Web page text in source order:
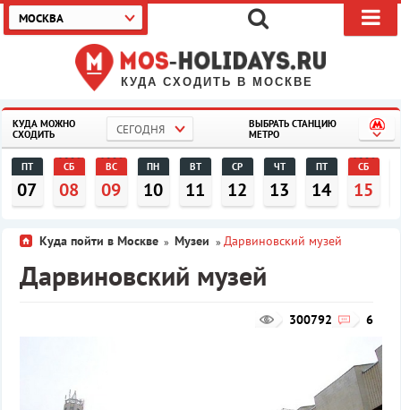
КУДА СХОДИТЬ В МОСКВЕ
МОСКВА
КУДА МОЖНО
СХОДИТЬ
СЕГОДНЯ
ВЫБРАТЬ СТАНЦИЮ
МЕТРО
ПТ
07
СБ
08
ВС
09
ПН
10
ВТ
11
СР
12
ЧТ
13
ПТ
14
СБ
15
Куда пойти в Москве » Музеи » Дарвиновский музей
Дарвиновский музей
6
300792